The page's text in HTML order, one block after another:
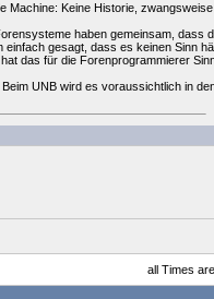
Machine: Keine Historie,
haben gemeinsam, dass
einfach gesagt, dass es keinen Sinn
das für die Forenprogrammierer
Beim UNB wird es voraussichtlich in
all Times are